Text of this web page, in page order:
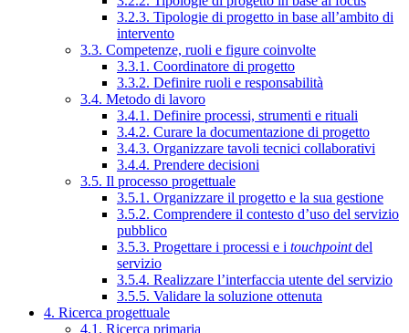
3.2.3. Tipologie di progetto in base all’ambito di
intervento
3.3. Competenze, ruoli e figure coinvolte
3.3.1. Coordinatore di progetto
3.3.2. Definire ruoli e responsabilità
3.4. Metodo di lavoro
3.4.1. Definire processi, strumenti e rituali
3.4.2. Curare la documentazione di progetto
3.4.3. Organizzare tavoli tecnici collaborativi
3.4.4. Prendere decisioni
3.5. Il processo progettuale
3.5.1. Organizzare il progetto e la sua gestione
3.5.2. Comprendere il contesto d’uso del servizio
pubblico
3.5.3. Progettare i processi e i touchpointdel
servizio
3.5.4. Realizzare l’interfaccia utente del servizio
3.5.5. Validare la soluzione ottenuta
4. Ricerca progettuale
4.1. Ricerca primaria